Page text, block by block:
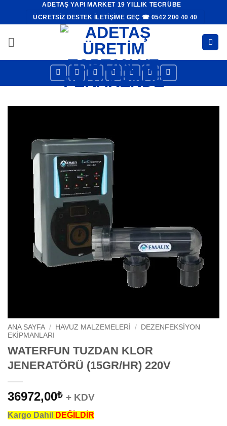
ADETAŞ YAPI MARKET 19 YILLIK TECRÜBE
ÜCRETSIZ DESTEK İLETIŞIME GEÇ ☎ 0542 200 40 40
ANA SAYFA / HAVUZ MALZEMELERI /
DEZENFEKSIYON
EKIPMANLARI
WATERFUN TUZDAN KLOR
JENERATÖRÜ (15GR/HR) 220V
36972,00₺ + KDV
Kargo Dahil DEĞİLDİR